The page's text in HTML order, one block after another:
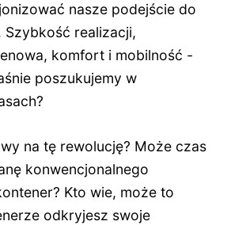
nasze podejście do
Szybkość realizacji,
komfort i mobilność -
poszukujemy w
na tę rewolucję? Może czas
konwencjonalnego
Kto wie, może to
odkryjesz swoje